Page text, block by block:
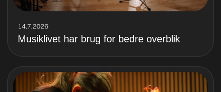
14.7.2026
Musiklivet har brug for bedre overblik